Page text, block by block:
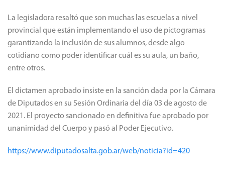
La legisladora resaltó que son muchas las escuelas a nivel
provincial que están implementando el uso de pictogramas
garantizando la inclusión de sus alumnos, desde algo
cotidiano como poder identificar cuál es su aula, un baño,
entre otros.
El dictamen aprobado insiste en la sanción dada por la Cámara
de Diputados en su Sesión Ordinaria del día 03 de agosto de
2021. El proyecto sancionado en definitiva fue aprobado por
unanimidad del Cuerpo y pasó al Poder Ejecutivo.
https://www.diputadosalta.gob.ar/web/noticia?id=420